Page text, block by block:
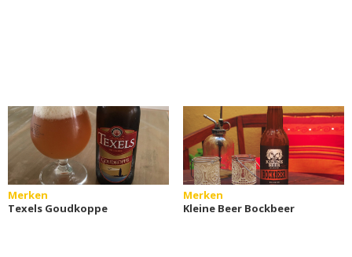
Merken
Texels Goudkoppe
Merken
Kleine Beer Bockbeer